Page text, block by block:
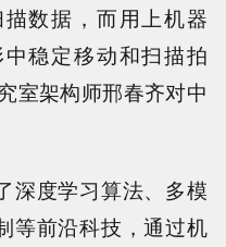
数据，而用上机器
稳定移动和扫描拍
室架构师邢春齐对中
深度学习算法、多模
等前沿科技，通过机